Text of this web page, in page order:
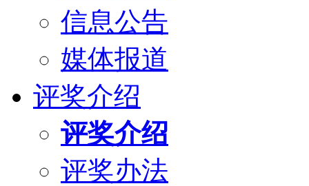
信息公告
媒体报道
评奖介绍
评奖介绍
评奖办法